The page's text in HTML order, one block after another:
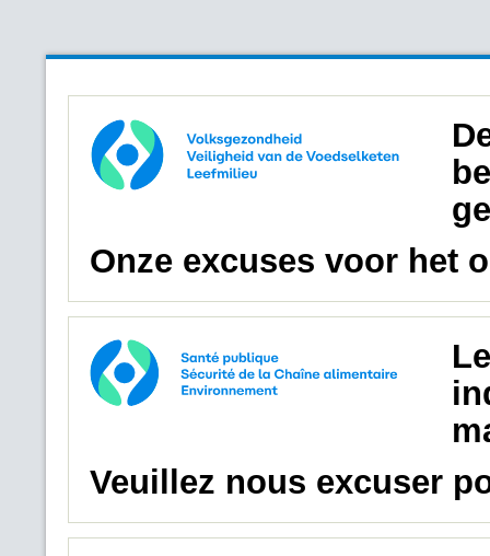
Onze excuses voor het
Veuillez nous excuser